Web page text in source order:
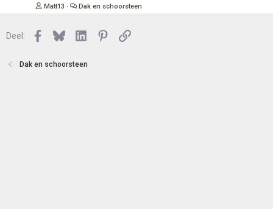
Matt13 Dak en schoorsteen
Deel: Facebook
BlueskyLinkedInPinterest
Link
Dak en schoorsteen